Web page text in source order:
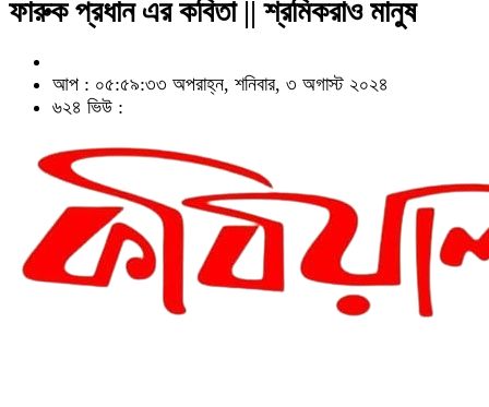
ফারুক প্রধান এর কবিতা || শ্রমিকরাও মানুষ
আপ : ০৫:৫৯:৩৩ অপরাহ্ন, শনিবার, ৩ অগাস্ট ২০২৪
৬২৪ ভিউ :